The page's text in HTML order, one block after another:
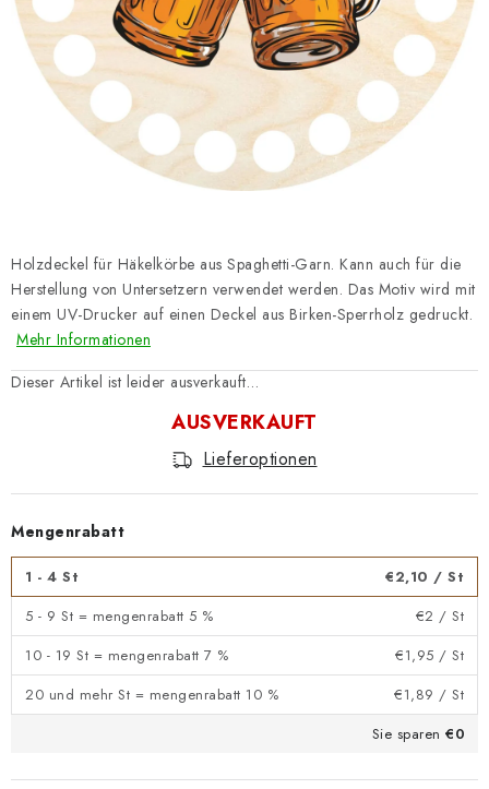
Datenschutzerklärung
Impressum
Holzdeckel für Häkelkörbe aus Spaghetti-Garn. Kann auch für die
Herstellung von Untersetzern verwendet werden. Das Motiv wird mit
einem UV-Drucker auf einen Deckel aus Birken-Sperrholz gedruckt.
Mehr Informationen
Dieser Artikel ist leider ausverkauft…
AUSVERKAUFT
Lieferoptionen
Mengenrabatt
1 - 4 St €2,10 / St
5 - 9 St = mengenrabatt 5 %
€2 / St
10 - 19 St = mengenrabatt 7 %
€1,95 / St
20 und mehr St = mengenrabatt 10 %
€1,89 / St
Sie sparen €0